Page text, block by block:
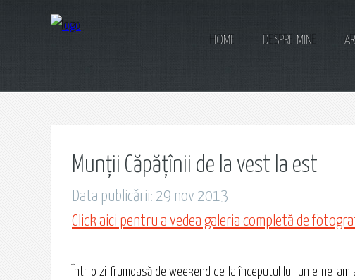
HOME DESPRE MINE
Munții Căpățînii de la vest la est
Data publicării: 29 nov 2013
Click aici pentru a vedea galeria completă de
Într-o zi frumoasă de weekend de la începutul lui iunie ne-